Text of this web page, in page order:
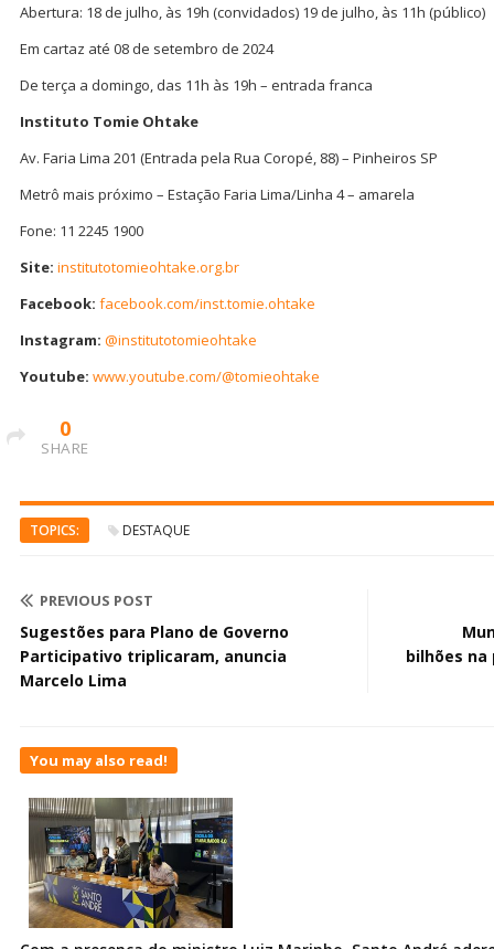
Abertura: 18 de julho, às 19h (convidados) 19 de julho, às 11h (público)
Em cartaz até 08 de setembro de 2024
De terça a domingo, das 11h às 19h – entrada franca
Instituto Tomie Ohtake
Av. Faria Lima 201 (Entrada pela Rua Coropé, 88) – Pinheiros SP
Metrô mais próximo – Estação Faria Lima/Linha 4 – amarela
Fone: 11 2245 1900
Site: institutotomieohtake.org.br
Facebook: facebook.com/inst.tomie.ohtake
Instagram: @institutotomieohtake
Youtube: www.youtube.com/@tomieohtake
0
SHARE
TOPICS: DESTAQUE
PREVIOUS POST
Sugestões para Plano de Governo
Participativo triplicaram, anuncia
Marcelo Lima
bilhões na
You may also read!